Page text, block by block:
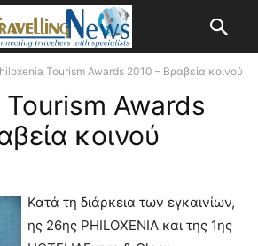
Tourism Awards 2010 – Bραβεία κοινού
Awards
κοινού
Κατά τη διάρκεια των εγκαινίων,
ης 26ης PHILOXENIA και της 1ης